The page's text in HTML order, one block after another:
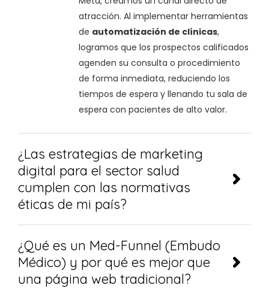
atracción. Al implementar herramientas
de automatización de clínicas,
logramos que los prospectos calificados
agenden su consulta o procedimiento
de forma inmediata, reduciendo los
tiempos de espera y llenando tu sala de
espera con pacientes de alto valor.
¿Las estrategias de marketing
digital para el sector salud
cumplen con las normativas
éticas de mi país?
¿Qué es un Med-Funnel (Embudo
Médico) y por qué es mejor que
una página web tradicional?